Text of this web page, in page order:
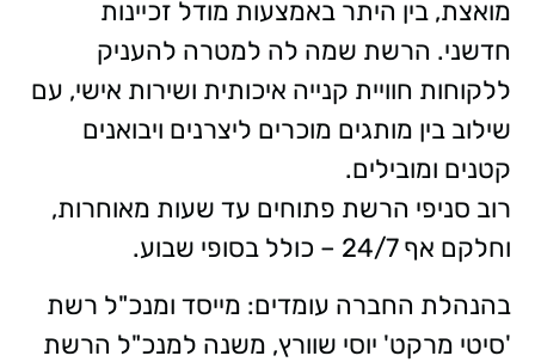
מואצת, בין היתר באמצעות מודל זכיינות
חדשני. הרשת שמה לה למטרה להעניק
ללקוחות חוויית קנייה איכותית ושירות אישי, עם
שילוב בין מותגים מוכרים ליצרנים ויבואנים
קטנים ומובילים.
רוב סניפי הרשת פתוחים עד שעות מאוחרות,
וחלקם אף 24/7 – כולל בסופי שבוע.
בהנהלת החברה עומדים: מייסד ומנכ"ל רשת
'סיטי מרקט' יוסי שוורץ, משנה למנכ"ל הרשת